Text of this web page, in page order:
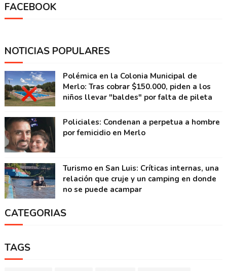
FACEBOOK
NOTICIAS POPULARES
Polémica en la Colonia Municipal de
Merlo: Tras cobrar $150.000, piden a los
niños llevar "baldes" por falta de pileta
Policiales: Condenan a perpetua a hombre
por femicidio en Merlo
Turismo en San Luis: Críticas internas, una
relación que cruje y un camping en donde
no se puede acampar
CATEGORIAS
TAGS